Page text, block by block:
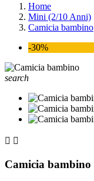
Home
Mini (2/10 Anni)
Camicia bambino
-30%
search
 
Camicia bambino